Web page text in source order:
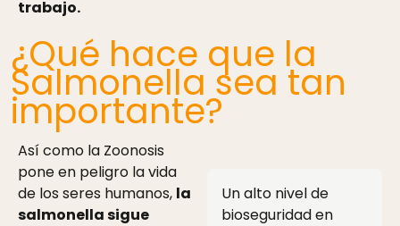
trabajo.
¿Qué hace que la
Salmonella sea tan
importante?
Así como la Zoonosis
pone en peligro la vida
de los seres humanos, la
salmonella sigue
Un alto nivel de
bioseguridad en